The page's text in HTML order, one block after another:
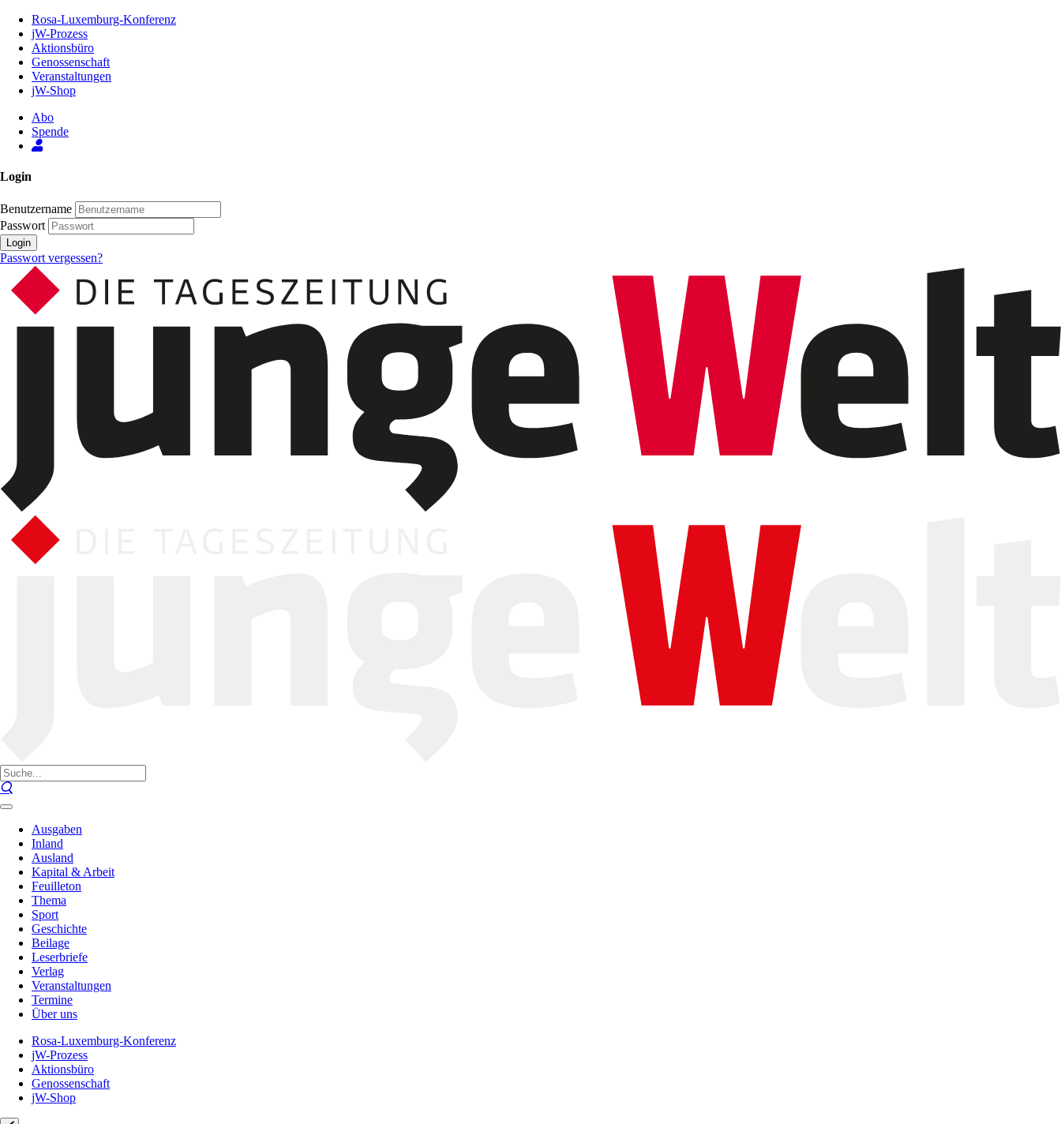
Inhalt
Seite
Rosa-Luxemburg-Konferenz
jW-Prozess
Aktionsbüro
Genossenschaft
Veranstaltungen
jW-Shop
Abo
Spende
Login
Benutzername
Passwort
Login
Passwort vergessen?
Ausgaben
Inland
Ausland
Kapital & Arbeit
Feuilleton
Thema
Sport
Geschichte
Beilage
Leserbriefe
Verlag
Veranstaltungen
Termine
Über uns
Rosa-Luxemburg-Konferenz
jW-Prozess
Aktionsbüro
Genossenschaft
jW-Shop